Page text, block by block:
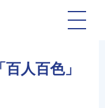
人百色」